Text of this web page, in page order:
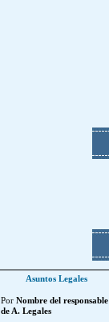
Asuntos Legales
Por Nombre del responsable
de A. Legales